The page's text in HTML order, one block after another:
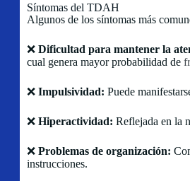
Síntomas del TDAH
Algunos de los síntomas más
❌ Dificultad para mantener la
cual genera mayor probabilidad de
❌ Impulsividad: Puede
❌ Hiperactividad: Reflejada en la
❌ Problemas de organización:
instrucciones.